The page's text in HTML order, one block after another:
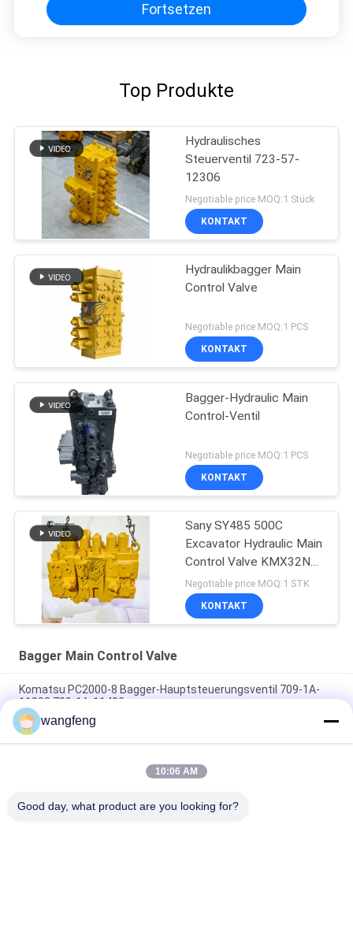
Fortsetzen
Top Produkte
Hydraulisches
Steuerventil 723-57-
12306
Negotiable price MOQ:1 Stück
KONTAKT
Hydraulikbagger Main
Control Valve
Negotiable price MOQ:1 PCS
KONTAKT
Bagger-Hydraulic Main
Control-Ventil
Negotiable price MOQ:1 PCS
KONTAKT
Sany SY485 500C
Excavator Hydraulic Main
Control Valve KMX32NA
High Quality
Negotiable price MOQ:1 STK
KONTAKT
Bagger Main Control Valve
Komatsu PC2000-8 Bagger-Hauptsteuerungsventil 709-1A-
11300 709-1A-11400
PC160LC-7 PC160-7 Steuerventil Bagger Komatsu, 723-57-
16100 Bagger Hauptteile
VOE14541591 Bohrer-Hauptsteuerventil für Volvo EC290B
wangfeng
10:06 AM
Good day, what product are you looking for?